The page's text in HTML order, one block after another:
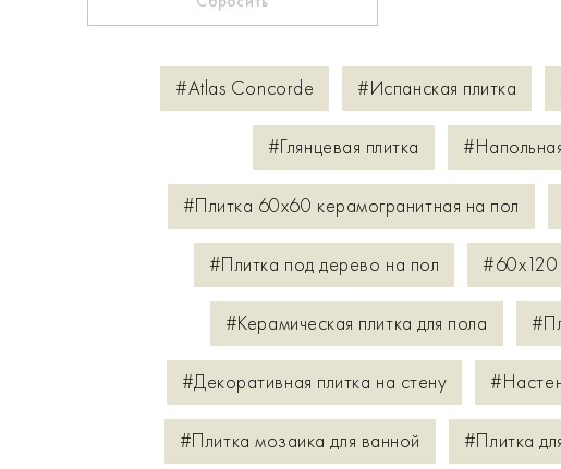
#Atlas Concorde #Испанская плитка
#Глянцевая плитка
#Плитка 60х60 керамогранитная на пол
#Плитка под дерево на пол #60х120
#Керамическая плитка для пола
#Декоративная плитка на стену
#Плитка мозаика для ванной #Плитка